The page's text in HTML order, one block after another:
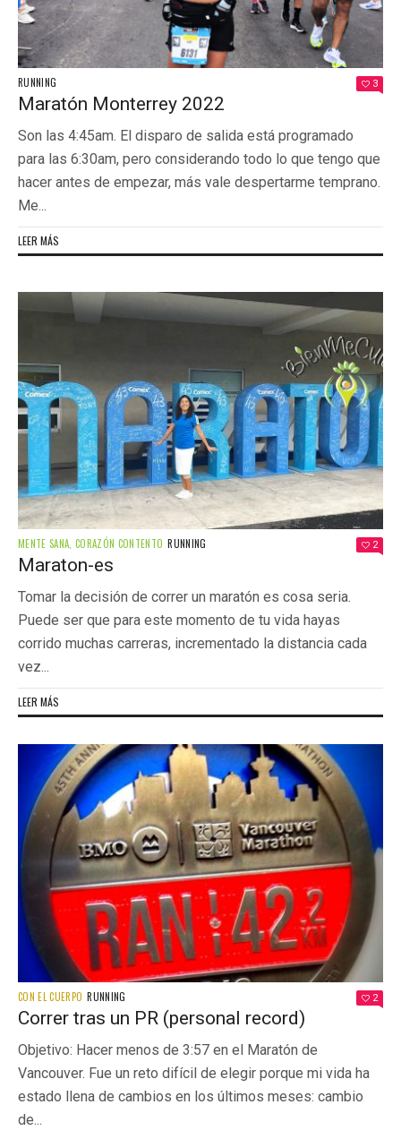
RUNNING 3
Maratón Monterrey 2022
Son las 4:45am. El disparo de salida está programado
para las 6:30am, pero considerando todo lo que tengo que
hacer antes de empezar, más vale despertarme temprano.
Me...
LEER MÁS
MENTE SANA, CORAZÓN CONTENTO RUNNING 2
Maraton-es
Tomar la decisión de correr un maratón es cosa seria.
Puede ser que para este momento de tu vida hayas
corrido muchas carreras, incrementado la distancia cada
vez...
LEER MÁS
CON EL CUERPO RUNNING 2
Correr tras un PR (personal record)
Objetivo: Hacer menos de 3:57 en el Maratón de
Vancouver. Fue un reto difícil de elegir porque mi vida ha
estado llena de cambios en los últimos meses: cambio
de...